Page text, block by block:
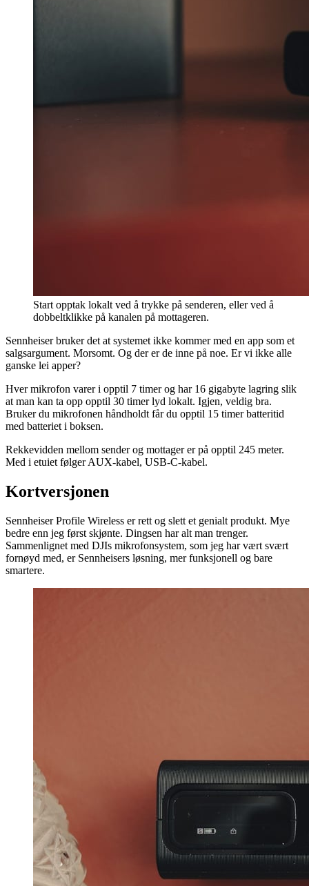
Start opptak lokalt ved å trykke på senderen, eller ved å
dobbeltklikke på kanalen på mottageren.
Sennheiser bruker det at systemet ikke kommer med en app som et
salgsargument. Morsomt. Og der er de inne på noe. Er vi ikke alle
ganske lei apper?
Hver mikrofon varer i opptil 7 timer og har 16 gigabyte lagring slik
at man kan ta opp opptil 30 timer lyd lokalt. Igjen, veldig bra.
Bruker du mikrofonen håndholdt får du opptil 15 timer batteritid
med batteriet i boksen.
Rekkevidden mellom sender og mottager er på opptil 245 meter.
Med i etuiet følger AUX-kabel, USB-C-kabel.
Kortversjonen
Sennheiser Profile Wireless er rett og slett et genialt produkt. Mye
bedre enn jeg først skjønte. Dingsen har alt man trenger.
Sammenlignet med DJIs mikrofonsystem, som jeg har vært svært
fornøyd med, er Sennheisers løsning, mer funksjonell og bare
smartere.